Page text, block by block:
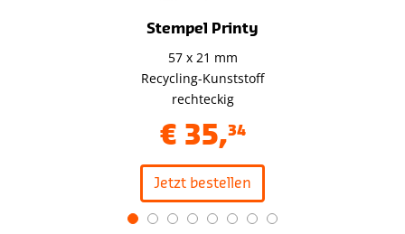
Stempel Printy
57 x 21 mm
Recycling-Kunststoff
rechteckig
€ 35,34
Jetzt bestellen